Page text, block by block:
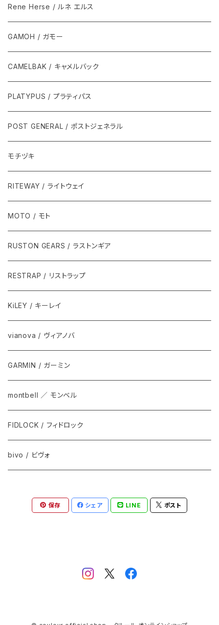
Rene Herse / ルネ エルス
GAMOH / ガモー
CAMELBAK / キャメルバック
PLATYPUS / プラティパス
POST GENERAL / ポストジェネラル
モチヅキ
RITEWAY / ライトウェイ
MOTO / モト
RUSTON GEARS / ラストンギア
RESTRAP / リストラップ
KiLEY / キーレイ
vianova / ヴィアノバ
GARMIN / ガーミン
montbell ／ モンベル
FIDLOCK / フィドロック
bivo / ビヴォ
保存 シェア LINE ポスト